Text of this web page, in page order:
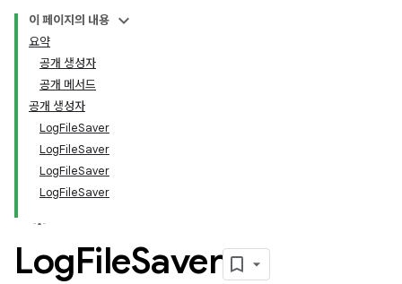
이 페이지의 내용
요약
공개 생성자
공개 메서드
공개 생성자
LogFileSaver
LogFileSaver
LogFileSaver
LogFileSaver
LogFileSaver